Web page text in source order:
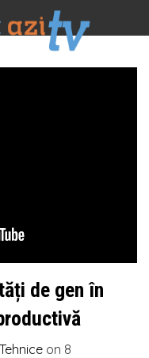
de gen în
on 8